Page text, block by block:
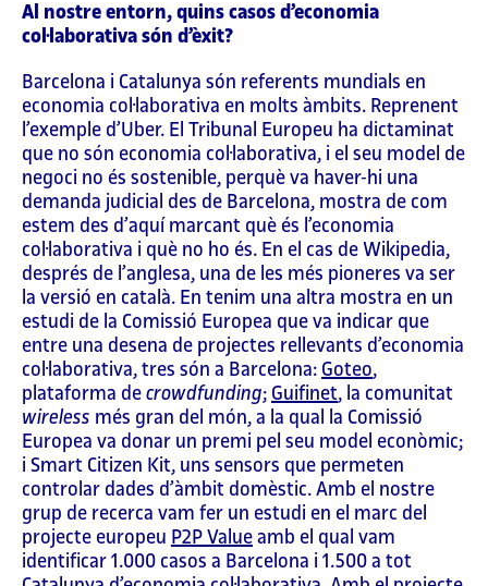
Al nostre entorn, quins casos d’economia
col·laborativa són d’èxit?
Barcelona i Catalunya són referents mundials en
economia col·laborativa en molts àmbits. Reprenent
l’exemple d’Uber. El Tribunal Europeu ha dictaminat
que no són economia col·laborativa, i el seu model de
negoci no és sostenible, perquè va haver-hi una
demanda judicial des de Barcelona, mostra de com
estem des d’aquí marcant què és l’economia
col·laborativa i què no ho és. En el cas de Wikipedia,
després de l’anglesa, una de les més pioneres va ser
la versió en català. En tenim una altra mostra en un
estudi de la Comissió Europea que va indicar que
entre una desena de projectes rellevants d’economia
col·laborativa, tres són a Barcelona: Goteo,
plataforma de crowdfunding; Guifinet, la comunitat
wireless més gran del món, a la qual la Comissió
Europea va donar un premi pel seu model econòmic;
i Smart Citizen Kit, uns sensors que permeten
controlar dades d’àmbit domèstic. Amb el nostre
grup de recerca vam fer un estudi en el marc del
projecte europeu P2P Value amb el qual vam
identificar 1.000 casos a Barcelona i 1.500 a tot